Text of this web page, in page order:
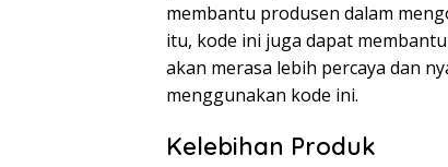
membantu produsen dalam
itu, kode ini juga dapat
akan merasa lebih percaya dan
menggunakan kode ini.
Kelebihan Produk